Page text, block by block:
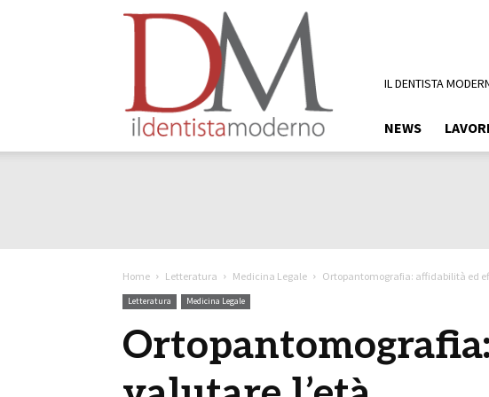
NEWS
IL DENTISTA
Home Letteratura Medicina Legale Ortopantomografia: affidabilità ed
Letteratura Medicina Legale